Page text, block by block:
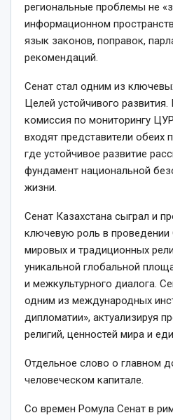
региональные проблемы не
информационном
язык законов, поправок,
рекомендаций.
Сенат стал одним из
Целей устойчивого
комиссия по мониторингу
входят представители обеих
где устойчивое развитие
фундамент нацио­нальной
жизни.
Сенат Казахстана сыграл и
ключевую роль в
мировых и традиционных
уникальной глобальной
и межкультурного диалога.
одним из международных
дипломатии», актуализируя
религий, ценностей мира и
Отдельное слово о главном
человеческом капитале.
Со времен Ромула Сенат в